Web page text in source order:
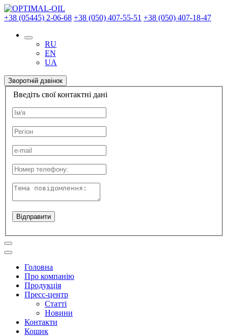
+38 (05445) 2-06-68 +38 (050) 407-55-51 +38 (050) 407-18-47
RU
EN
UA
Зворотній дзвінок
Введіть свої контактні дані
Відправити
Головна
Про компанію
Продукція
Пресс-центр
Статті
Новини
Контакти
Кошик